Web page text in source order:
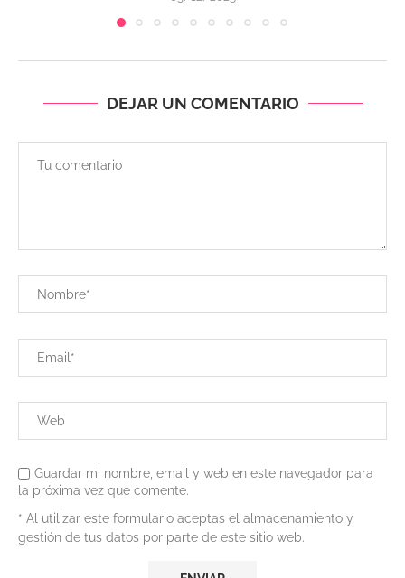
DEJAR UN COMENTARIO
Guardar mi nombre, email y web en este navegador para
la próxima vez que comente.
* Al utilizar este formulario aceptas el almacenamiento y
gestión de tus datos por parte de este sitio web.